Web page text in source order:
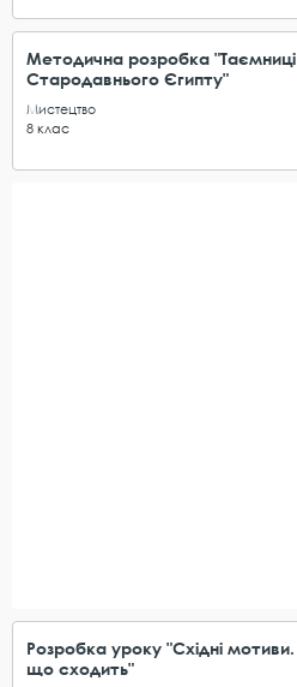
Методична розробка
Стародавнього Єгипту"
Мистецтво
8 клас
Розробка уроку "Східні
що сходить"